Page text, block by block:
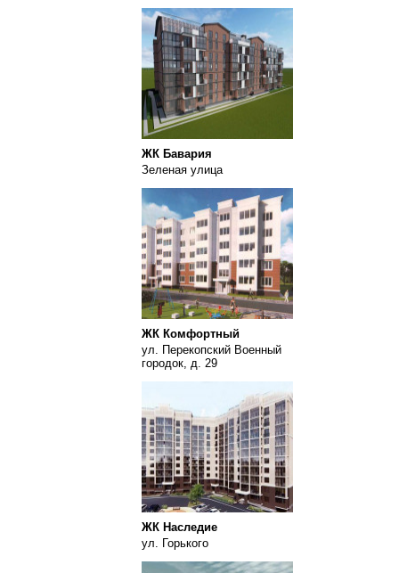
ЖК Бавария
Зеленая улица
ЖК Комфортный
ул. Перекопский Военный
городок, д. 29
ЖК Наследие
ул. Горького